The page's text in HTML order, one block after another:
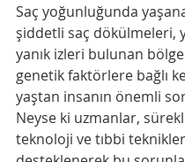
Saç yoğunluğunda
şiddetli saç dökülmeleri,
yanık izleri bulunan
genetik faktörlere bağlı
yaştan insanın önemli
Neyse ki uzmanlar,
teknoloji ve tıbbi